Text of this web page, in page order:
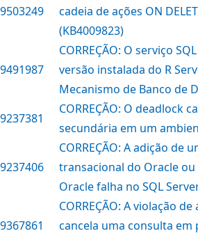
9503249
cadeia de ações ON
(KB4009823)
9491987
CORREÇÃO: O serviço
versão instalada do R
Mecanismo de Banco de
9237381
CORREÇÃO: O deadlock
secundária em um
9237406
CORREÇÃO: A adição de
transacional do Oracle
Oracle falha no SQL
9367861
CORREÇÃO: A violação
cancela uma consulta em